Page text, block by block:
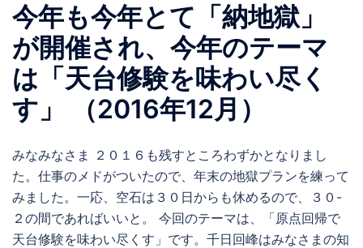
今年も今年とて「納地獄」
が開催され、今年のテーマ
は「天台修験を味わい尽く
す」 （2016年12月）
みなみなさま ２０１６も残すところわずかとなりまし
た。仕事のメドがついたので、年末の地獄プランを練って
みました。一応、空石は３０日からも休めるので、３０-
２の間であればいいと。 今回のテーマは、「原点回帰で
天台修験を味わい尽くす」です。千日回峰はみなさまの知